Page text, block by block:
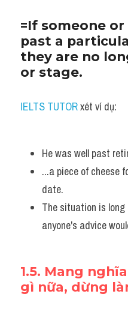
=If someone
past a
they are no
or stage.
IELTS TUTOR xét ví dụ:
He was well past
...a piece of cheese
date.
The situation is
anyone's advice
1.5. Mang
gì nữa, dừng